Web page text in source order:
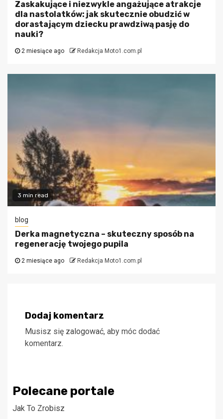
Zaskakujące i niezwykle angażujące atrakcje
dla nastolatków: jak skutecznie obudzić w
dorastającym dziecku prawdziwą pasję do
nauki?
2 miesiące ago Redakcja Moto1.com.pl
3 min read
blog
Derka magnetyczna – skuteczny sposób na
regenerację twojego pupila
2 miesiące ago Redakcja Moto1.com.pl
Dodaj komentarz
Musisz się zalogować, aby móc dodać
komentarz.
Polecane portale
Jak To Zrobisz